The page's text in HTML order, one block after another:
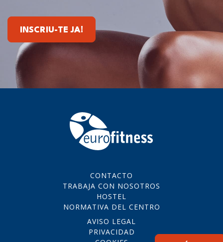
INSCRIU-TE JA!
CONTACTO
TRABAJA CON NOSOTROS
HOSTEL
NORMATIVA DEL CENTRO
AVISO LEGAL
PRIVACIDAD